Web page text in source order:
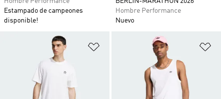
Estampado de campeones
disponible!
Hombre Performance
Nuevo
Añadir a la lista de deseos